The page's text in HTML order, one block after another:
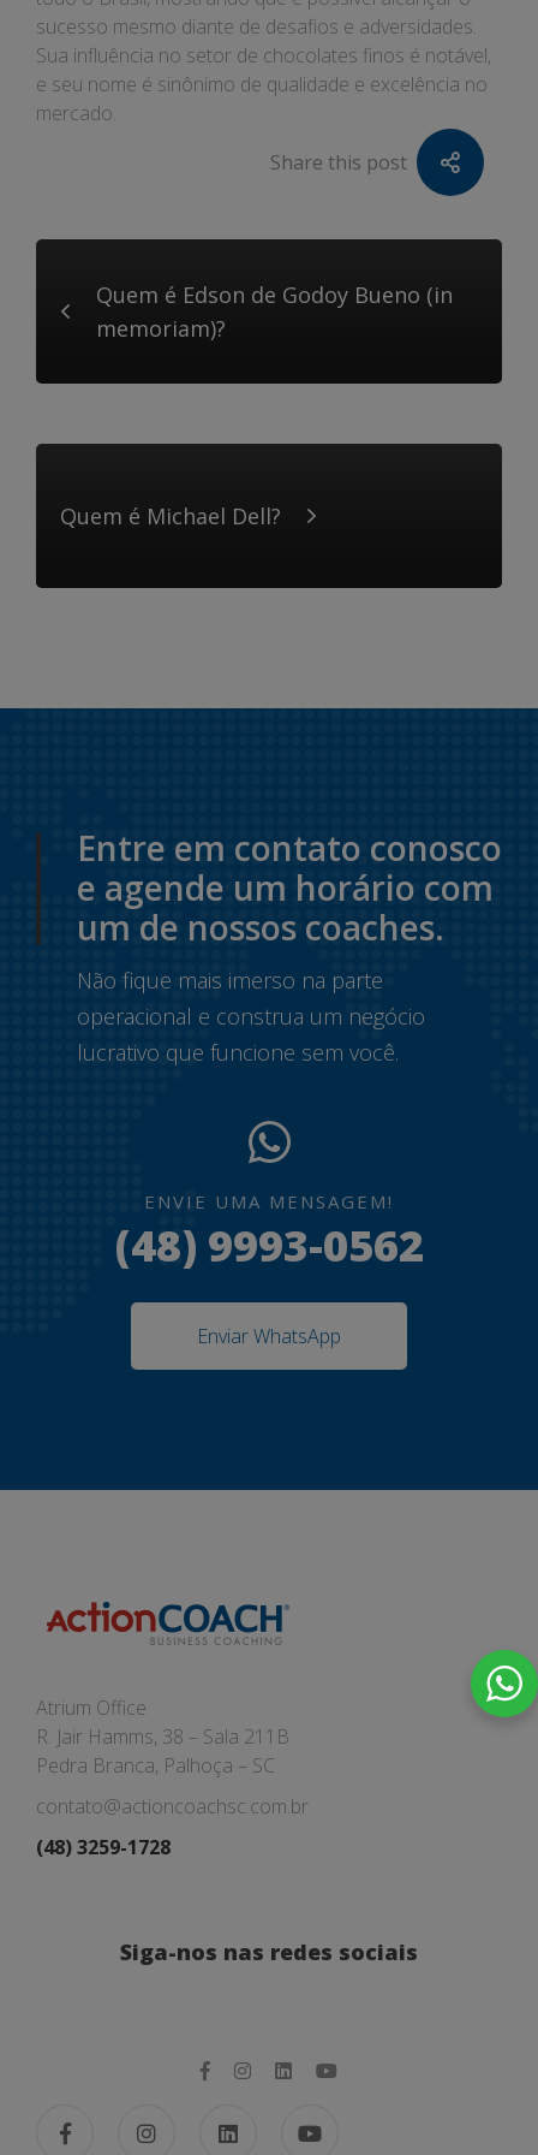
sucesso mesmo diante de desafios e adversidades.
Sua influência no setor de chocolates finos é notável,
e seu nome é sinônimo de qualidade e excelência no
mercado.
Share this post
Quem é Edson de Godoy Bueno (in
memoriam)?
Quem é Michael Dell?
Entre em contato conosco
e agende um horário com
um de nossos coaches.
Não fique mais imerso na parte
operacional e construa um negócio
lucrativo que funcione sem você.
ENVIE UMA MENSAGEM!
(48) 9993-0562
Enviar WhatsApp
Atrium Office
R. Jair Hamms, 38 – Sala 211B
Pedra Branca, Palhoça – SC
contato@actioncoachsc.com.br
(48) 3259-1728
Siga-nos nas redes sociais